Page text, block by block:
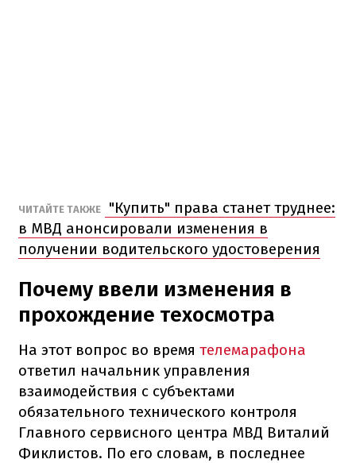
ЧИТАЙТЕ ТАКЖЕ
"Купить" права станет труднее:
в МВД анонсировали изменения в
получении водительского удостоверения
Почему ввели изменения в
прохождение техосмотра
На этот вопрос во время телемарафона
ответил начальник управления
взаимодействия с субъектами
обязательного технического контроля
Главного сервисного центра МВД Виталий
Фиклистов. По его словам, в последнее